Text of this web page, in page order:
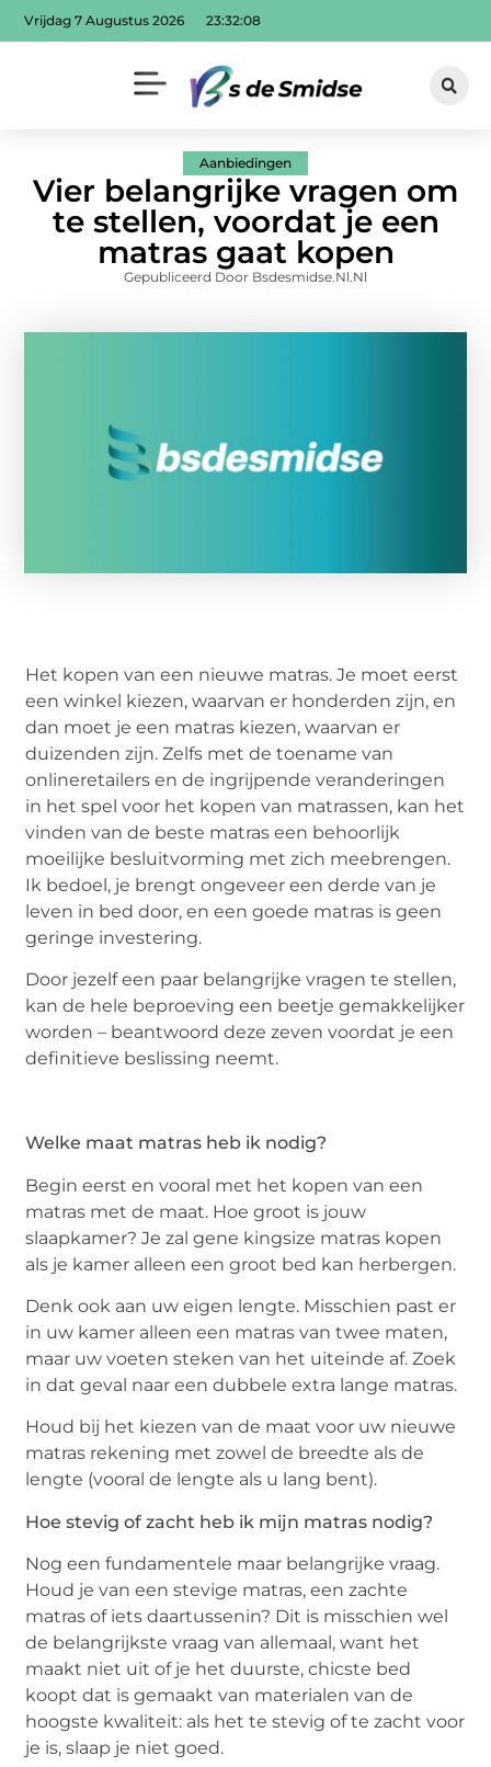
Vrijdag 7 Augustus 2026 23:32:09
Aanbiedingen
Vier belangrijke vragen om
te stellen, voordat je een
matras gaat kopen
Gepubliceerd Door Bsdesmidse.nl.nl
Het kopen van een nieuwe matras. Je moet eerst
een winkel kiezen, waarvan er honderden zijn, en
dan moet je een matras kiezen, waarvan er
duizenden zijn. Zelfs met de toename van
onlineretailers en de ingrijpende veranderingen
in het spel voor het kopen van matrassen, kan het
vinden van de beste matras een behoorlijk
moeilijke besluitvorming met zich meebrengen.
Ik bedoel, je brengt ongeveer een derde van je
leven in bed door, en een goede matras is geen
geringe investering.
Door jezelf een paar belangrijke vragen te stellen,
kan de hele beproeving een beetje gemakkelijker
worden – beantwoord deze zeven voordat je een
definitieve beslissing neemt.
Welke maat matras heb ik nodig?
Begin eerst en vooral met het kopen van een
matras met de maat. Hoe groot is jouw
slaapkamer? Je zal gene kingsize matras kopen
als je kamer alleen een groot bed kan herbergen.
Denk ook aan uw eigen lengte. Misschien past er
in uw kamer alleen een matras van twee maten,
maar uw voeten steken van het uiteinde af. Zoek
in dat geval naar een dubbele extra lange matras.
Houd bij het kiezen van de maat voor uw nieuwe
matras rekening met zowel de breedte als de
lengte (vooral de lengte als u lang bent).
Hoe stevig of zacht heb ik mijn matras nodig?
Nog een fundamentele maar belangrijke vraag.
Houd je van een stevige matras, een zachte
matras of iets daartussenin? Dit is misschien wel
de belangrijkste vraag van allemaal, want het
maakt niet uit of je het duurste, chicste bed
koopt dat is gemaakt van materialen van de
hoogste kwaliteit: als het te stevig of te zacht voor
je is, slaap je niet goed.